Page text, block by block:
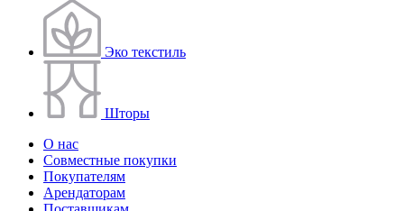
Эко текстиль
Шторы
О нас
Совместные покупки
Покупателям
Арендаторам